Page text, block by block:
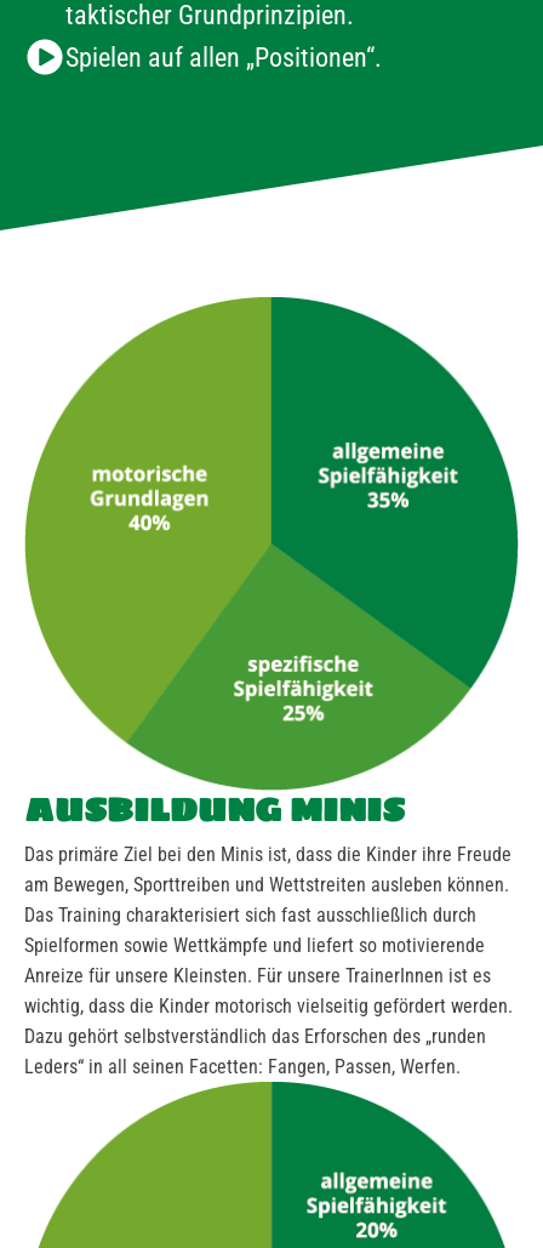
taktischer Grundprinzipien.
Spielen auf allen „Positionen“.
AUSBILDUNG MINIS
Das primäre Ziel bei den Minis ist, dass die Kinder ihre Freude
am Bewegen, Sporttreiben und Wettstreiten ausleben können.
Das Training charakterisiert sich fast ausschließlich durch
Spielformen sowie Wettkämpfe und liefert so motivierende
Anreize für unsere Kleinsten. Für unsere TrainerInnen ist es
wichtig, dass die Kinder motorisch vielseitig gefördert werden.
Dazu gehört selbstverständlich das Erforschen des „runden
Leders“ in all seinen Facetten: Fangen, Passen, Werfen.